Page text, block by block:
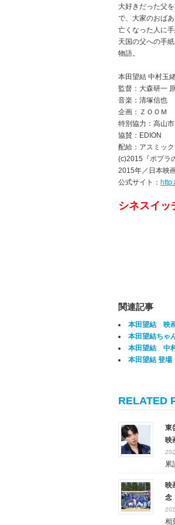
大好きだった父
で、大家のおば
亡くなった人に
天国の父への手
物語。
本田望結 中村玉
監督：大森研一
音楽：清塚信也
企画：ＺＯＯＭ
特別協力：高山
協賛：EDION
配給：アスミッ
(c)2015『ポプラ
2015年／日本映
公式サイト：
シネスイッ
関連記事
本田望結 映画
本田望結ちゃ
本田望結 中
本田望結 登場
RELATED
東
映
累
映
念
相